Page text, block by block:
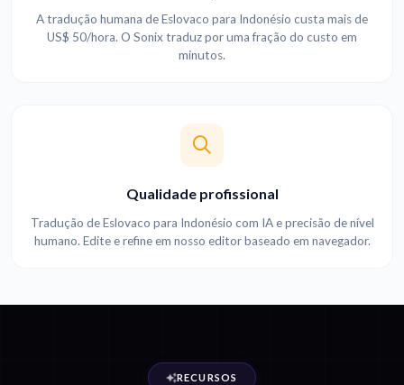
A tradução humana de Eslovaco para Indonésio custa mais de
US$ 50/hora. O Sonix traduz por uma fração do custo em
minutos.
Qualidade profissional
Tradução de Eslovaco para Indonésio com IA e precisão de nível
humano. Edite e refine em nosso editor baseado em navegador.
RECURSOS